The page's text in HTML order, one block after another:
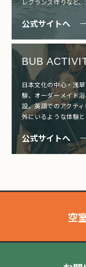
レグランス作りなど
公式サイトへ
BUB
日本文化の中心・浅
験、オーダーメイド
設。英語でのアクテ
外にいるような体験
公式サイトへ
空